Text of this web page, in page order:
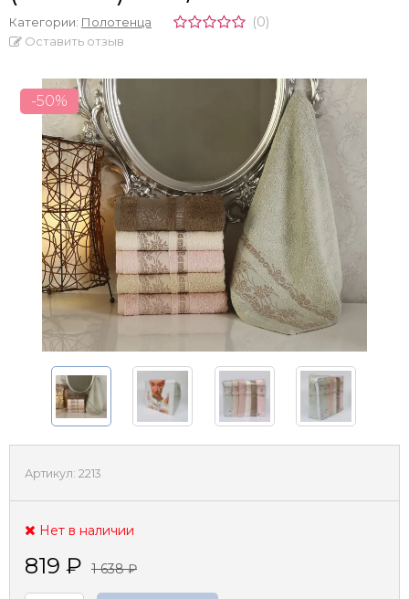
Категории: Полотенца (0)
Оставить отзыв
-50%
Артикул: 2213
Нет в наличии
819 ₽ 1 638₽